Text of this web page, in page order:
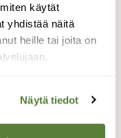
käytät
yhdistää näitä
heille tai joita on
Näytä tiedot
on kesän
Perniö 16.5.2020